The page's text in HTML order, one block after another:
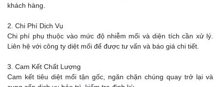
khách hàng.
2. Chi Phí Dịch Vụ
Chi phí phụ thuộc vào mức độ nhiễm mối và diện tích cần xử lý.
Liên hệ với công ty diệt mối để được tư vấn và báo giá chi tiết.
3. Cam Kết Chất Lượng
Cam kết tiêu diệt mối tận gốc, ngăn chặn chúng quay trở lại và